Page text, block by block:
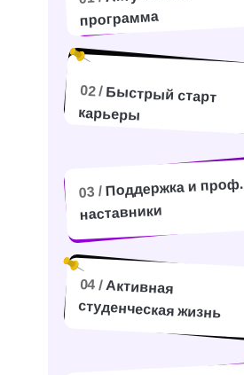
программа
02 / Быстрый старт
карьеры
04 /Активная
студенческая жизнь
03 / Поддержка и проф.
наставники